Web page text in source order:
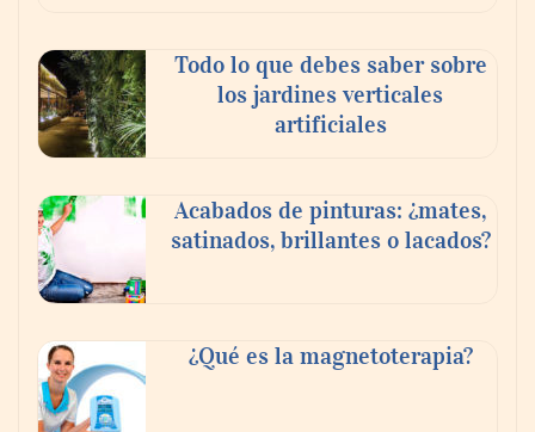
buscan proyectar talento mexicano y
fortalecer el turismo médico
Todo lo que debes saber sobre
los jardines verticales
artificiales
Acabados de pinturas: ¿mates,
satinados, brillantes o lacados?
¿Qué es la magnetoterapia?